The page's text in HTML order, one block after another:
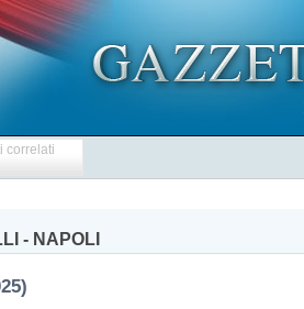
correlati
- NAPOLI